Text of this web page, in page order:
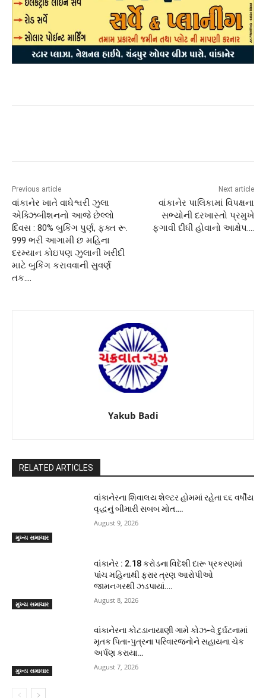
Previous article
વાંકાનેર ખાતે વાઘેશ્વરી ઝુલા
એક્ઝિબીશનનો આજે છેલ્લો
દિવસ : 80% બુકિંગ પુર્ણ, ફક્ત રૂ.
999 ભરી આગામી છ મહિના
દરમ્યાન કોઇપણ ઝુલાની ખરીદી
માટે બુકિંગ કરાવવાની સુવર્ણ
તક….
Next article
વાંકાનેર પાલિકામાં વિપક્ષના
સભ્યોની દરખાસ્તો પ્રમુખે
ફગાવી દીધી હોવાનો આક્ષેપ….
Yakub Badi
RELATED ARTICLES
મુખ્ય સમાચાર
વાંકાનેરના શિવાલય શેલ્ટર હોમમાં રહેતા ૬૬ વર્ષીય
વૃદ્ધનું બીમારી સબબ મોત….
August 9, 2026
મુખ્ય સમાચાર
વાંકાનેર : 2.18 કરોડના વિદેશી દારૂ પ્રકરણમાં
પાંચ મહિનાથી ફરાર ત્રણ આરોપીઓ
જામનગરથી ઝડપાયાં….
August 8, 2026
મુખ્ય સમાચાર
વાંકાનેરના કોટડાનાયાણી ગામે કોઝ-વે દુર્ઘટનામાં
મૃતક પિતા-પુત્રના પરિવારજનોને સહાયના ચેક
અર્પણ કરાયા…
August 7, 2026